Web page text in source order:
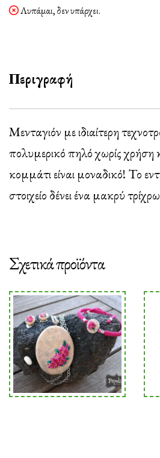
Λυπάμαι, δεν υπάρχει.
Περιγραφή
Μενταγιόν με ιδιαίτερη
πολυμερικό πηλό χωρίς
κομμάτι είναι μοναδικό! Το
στοιχείο δένει ένα μακρύ
Σχετικά προϊόντα